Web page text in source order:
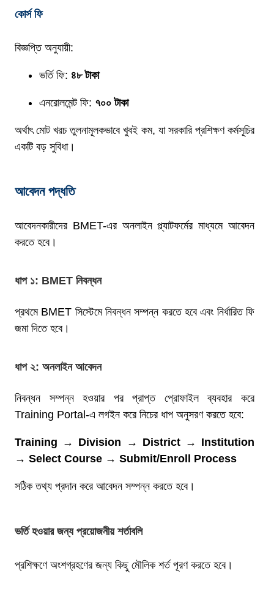
কোর্স ফি
বিজ্ঞপ্তি অনুযায়ী:
ভর্তি ফি: ৪৮ টাকা
এনরোলমেন্ট ফি: ৭০০ টাকা
অর্থাৎ মোট খরচ তুলনামূলকভাবে খুবই কম, যা সরকারি প্রশিক্ষণ কর্মসূচির
একটি বড় সুবিধা।
আবেদন পদ্ধতি
আবেদনকারীদের BMET-এর অনলাইন প্ল্যাটফর্মের মাধ্যমে আবেদন
করতে হবে।
ধাপ ১: BMET নিবন্ধন
প্রথমে BMET সিস্টেমে নিবন্ধন সম্পন্ন করতে হবে এবং নির্ধারিত ফি
জমা দিতে হবে।
ধাপ ২: অনলাইন আবেদন
নিবন্ধন সম্পন্ন হওয়ার পর প্রাপ্ত প্রোফাইল ব্যবহার করে
Training Portal-এ লগইন করে নিচের ধাপ অনুসরণ করতে হবে:
Training → Division → District → Institution
→ Select Course → Submit/Enroll Process
সঠিক তথ্য প্রদান করে আবেদন সম্পন্ন করতে হবে।
ভর্তি হওয়ার জন্য প্রয়োজনীয় শর্তাবলি
প্রশিক্ষণে অংশগ্রহণের জন্য কিছু মৌলিক শর্ত পূরণ করতে হবে।